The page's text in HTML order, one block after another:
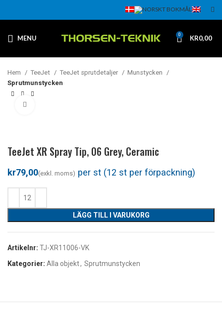
MENU 0 KR0,00
Hem TeeJet TeeJet sprutdetaljer
Munstycken
Sprutmunstycken
TeeJet XR Spray Tip, 06 Grey, Ceramic
kr
LÄGG TILL I VARUKORG
Artikelnr: TJ-XR11006-VK
Kategorier: Alla objekt, Sprutmunstycken